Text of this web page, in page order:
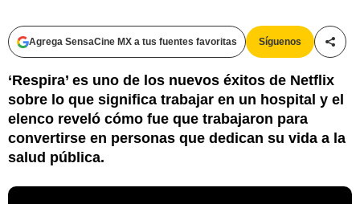
Agrega SensaCine MX a tus fuentes favoritas Síguenos
‘Respira’ es uno de los nuevos éxitos de Netflix
sobre lo que significa trabajar en un hospital y el
elenco reveló cómo fue que trabajaron para
convertirse en personas que dedican su vida a la
salud pública.